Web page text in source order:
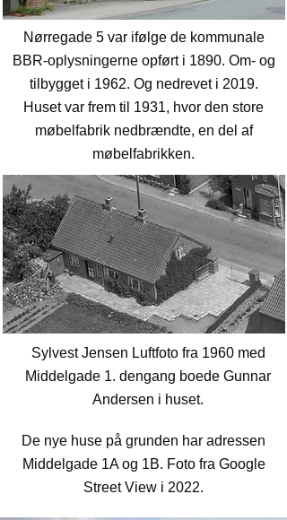
Nørregade 5 var ifølge de kommunale
BBR-oplysningerne opført i 1890. Om- og
tilbygget i 1962. Og nedrevet i 2019.
Huset var frem til 1931, hvor den store
møbelfabrik nedbrændte, en del af
møbelfabrikken.
Sylvest Jensen Luftfoto fra 1960 med
Middelgade 1. dengang boede Gunnar
Andersen i huset.
De nye huse på grunden har adressen
Middelgade 1A og 1B. Foto fra Google
Street View i 2022.